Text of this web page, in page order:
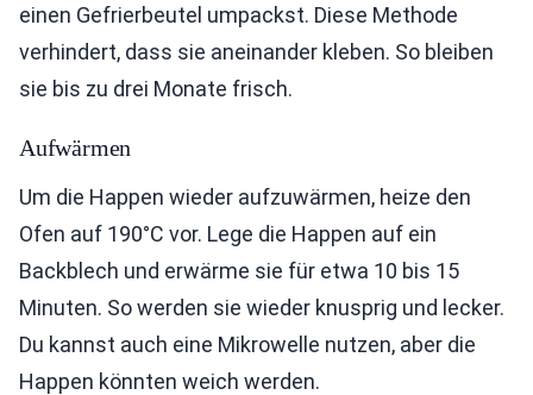
einen Gefrierbeutel umpackst. Diese Methode
verhindert, dass sie aneinander kleben. So bleiben
sie bis zu drei Monate frisch.
Aufwärmen
Um die Happen wieder aufzuwärmen, heize den
Ofen auf 190°C vor. Lege die Happen auf ein
Backblech und erwärme sie für etwa 10 bis 15
Minuten. So werden sie wieder knusprig und lecker.
Du kannst auch eine Mikrowelle nutzen, aber die
Happen könnten weich werden.